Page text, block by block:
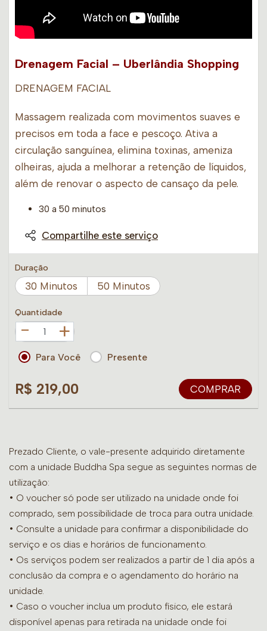
Drenagem Facial – Uberlândia Shopping
DRENAGEM FACIAL
Massagem realizada com movimentos suaves e
precisos em toda a face e pescoço. Ativa a
circulação sanguínea, elimina toxinas, ameniza
olheiras, ajuda a melhorar a retenção de líquidos,
além de renovar o aspecto de cansaço da pele.
30 a 50 minutos
Compartilhe este serviço
Duração
30 Minutos 50 Minutos
Quantidade
+
Para Você Presente
R$ 219,00 COMPRAR
Prezado Cliente, o vale-presente adquirido diretamente
com a unidade Buddha Spa segue as seguintes normas de
utilização:
• O voucher só pode ser utilizado na unidade onde foi
comprado, sem possibilidade de troca para outra unidade.
• Consulte a unidade para confirmar a disponibilidade do
serviço e os dias e horários de funcionamento.
• Os serviços podem ser realizados a partir de 1 dia após a
conclusão da compra e o agendamento do horário na
unidade.
• Caso o voucher inclua um produto físico, ele estará
disponível apenas para retirada na unidade onde foi